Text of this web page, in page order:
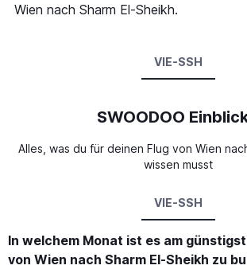
Wien nach Sharm El-Sheikh.
VIE-SSH
SWOODOO
Alles, was du für deinen Flug von Wien
wissen musst
VIE-SSH
In welchem Monat ist es am
von Wien nach Sharm El-Sheikh zu